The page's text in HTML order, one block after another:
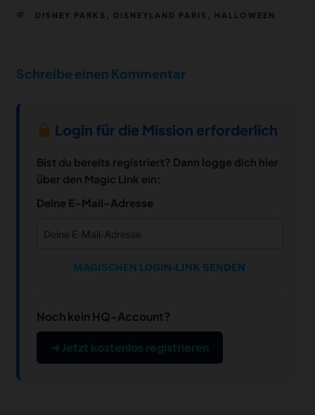
SCHLAGWÖRTER
DISNEY PARKS DISNEYLAND PARIS HALLOWEEN
Schreibe einen Kommentar
Login für die Mission erforderlich
Bist du bereits registriert? Dann logge dich hier
über den Magic Link ein:
Deine E-Mail-Adresse
MAGISCHEN LOGIN-LINK SENDEN
Noch kein HQ-Account?
➔ Jetzt kostenlos registrieren